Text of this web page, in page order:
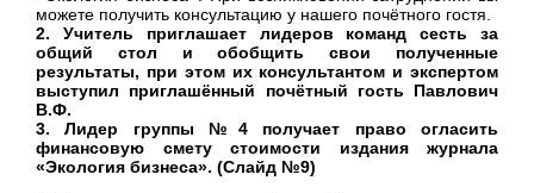
можете получить консультацию у нашего почётного гостя.
2. Учитель приглашает лидеров команд сесть за
общий стол и обобщить свои полученные
результаты, при этом их консультантом и экспертом
выступил приглашённый почётный гость Павлович
В.Ф.
3. Лидер группы №4 получает право огласить
финансовую смету стоимости издания журнала
«Экология бизнеса». (Слайд №9)